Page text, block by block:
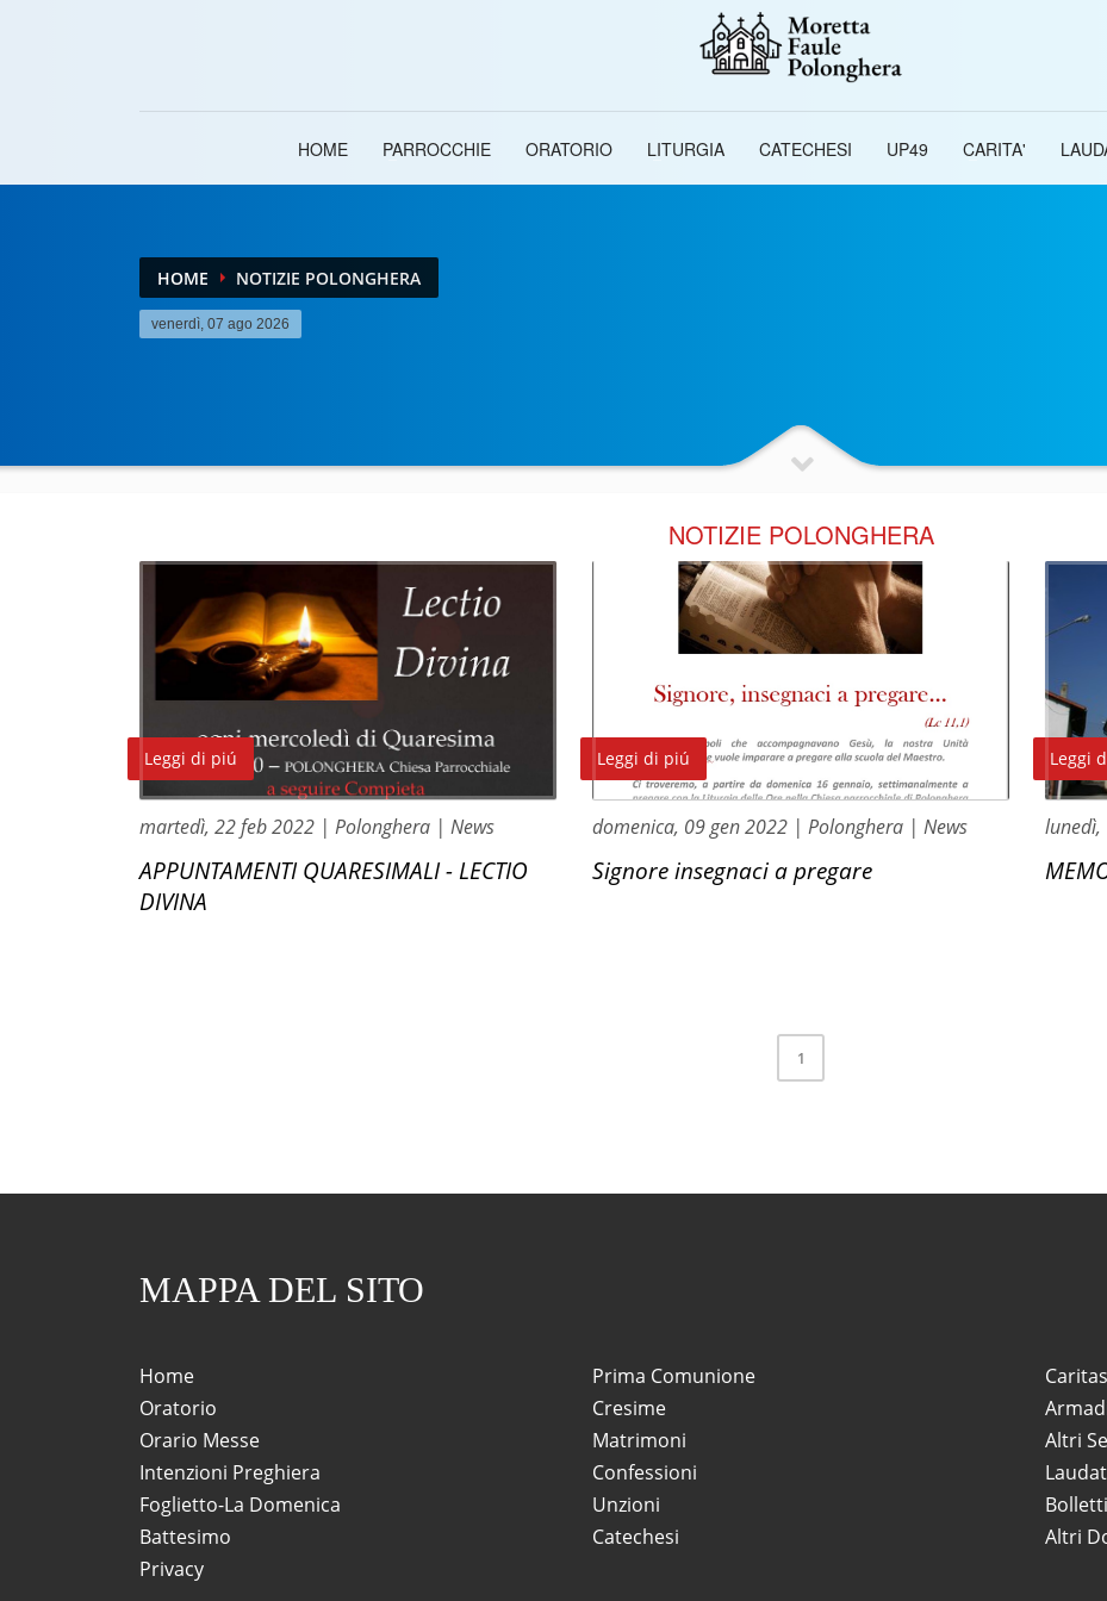
HOME PARROCCHIE ORATORIO LITURGIA CATECHESI UP49 CARITA'
HOME NOTIZIE POLONGHERA
venerdì, 07 ago 2026
NOTIZIE POLONGHERA
Leggi di piú
martedì, 22 feb 2022 | Polonghera | News
APPUNTAMENTI QUARESIMALI - LECTIO
DIVINA
Leggi di piú
domenica, 09 gen 2022 | Polonghera | News
Signore insegnaci a pregare
Leggi
lunedì,
1
MAPPA DEL SITO
Home
Oratorio
Orario Messe
Intenzioni Preghiera
Foglietto-La Domenica
Battesimo
Privacy
Prima Comunione
Cresime
Matrimoni
Confessioni
Unzioni
Catechesi
Caritas
Altri
Altri